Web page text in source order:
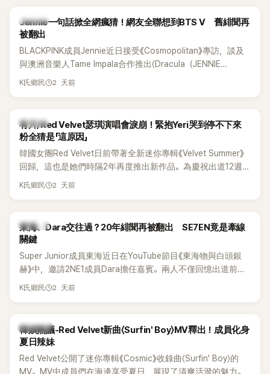
K-POP
Jennie一句話掀全網瘋猜！網友全聯想到BTS V 舊緋聞再
被翻出
BLACKPINK成員Jennie近日接受《Cosmopolitan》專訪，談及
與澳洲音樂人Tame Impala合作推出〈Dracula（JENNIE
Remix）〉的幕後故事，沒想到她一句關於「共同朋友」的回答，
K氏鄉民 2 天前
K-POP
有片/Red Velvet瑟琪演唱會淚崩！緊抱Yeri哭到停不下來
粉全猜是「這原因」
韓國女團Red Velvet日前帶著全新迷你專輯《Velvet Summer》
回歸，這也是她們時隔2年再度推出新作品。為慶祝出道12週
年，五位成員也一連舉辦三場粉絲演唱會，與粉絲共同回顧經
K氏鄉民 2 天前
K-POP
東海、Dara交往過？20年緋聞再被翻出 SE7EN竟是牽線
關鍵
Super Junior成員東海近日在YouTube節目《東海物與白頭銀
赫》中，邀請2NE1成員Dara擔任嘉賓。兩人不僅回憶出道前的
青澀往事，也首度聊起當年鬧得沸沸揚揚的緋聞，讓東海忍不
K氏鄉民 2 天前
熱議討論
韓娛熱議-Red Velvet新曲〈Surfin' Boy〉MV釋出！成員化身
夏日辣妹
Red Velvet公開了迷你專輯《Cosmic》收錄曲〈Surfin' Boy〉的
MV。MV中成員們在海邊享受夏日，展現了清爽活潑的魅力。